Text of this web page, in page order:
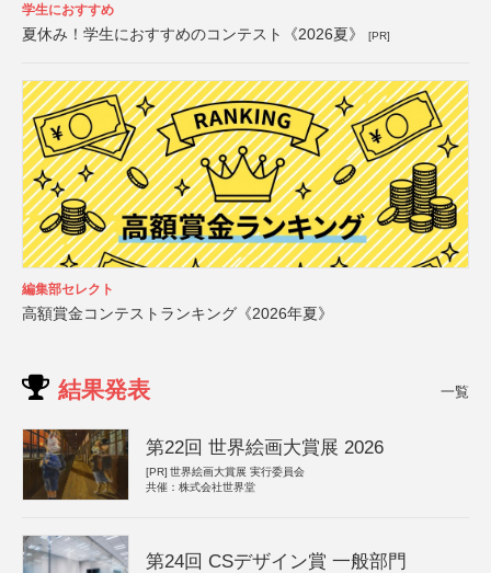
学生におすすめ
夏休み！学生におすすめのコンテスト《2026夏》 [PR]
編集部セレクト
高額賞金コンテストランキング《2026年夏》
結果発表 一覧
第22回 世界絵画大賞展 2026
[PR] 世界絵画大賞展 実行委員会
共催：株式会社世界堂
第24回 CSデザイン賞 一般部門